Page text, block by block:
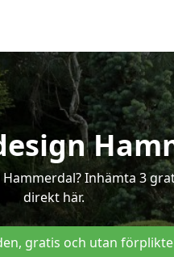
Inhämta 3
direkt här.
gratis och utan